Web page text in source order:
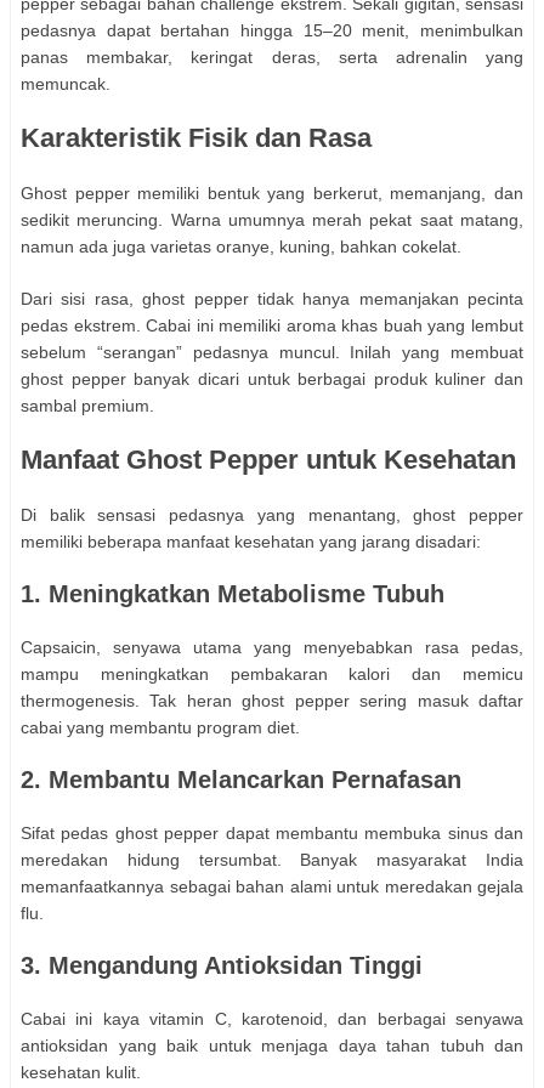
pedasnya dapat bertahan hingga 15–20 menit, menimbulkan
panas membakar, keringat deras, serta adrenalin yang
memuncak.
Karakteristik Fisik dan Rasa
Ghost pepper memiliki bentuk yang berkerut, memanjang, dan
sedikit meruncing. Warna umumnya merah pekat saat matang,
namun ada juga varietas oranye, kuning, bahkan cokelat.
Dari sisi rasa, ghost pepper tidak hanya memanjakan pecinta
pedas ekstrem. Cabai ini memiliki aroma khas buah yang lembut
sebelum “serangan” pedasnya muncul. Inilah yang membuat
ghost pepper banyak dicari untuk berbagai produk kuliner dan
sambal premium.
Manfaat Ghost Pepper untuk Kesehatan
Di balik sensasi pedasnya yang menantang, ghost pepper
memiliki beberapa manfaat kesehatan yang jarang disadari:
1. Meningkatkan Metabolisme Tubuh
Capsaicin, senyawa utama yang menyebabkan rasa pedas,
mampu meningkatkan pembakaran kalori dan memicu
thermogenesis. Tak heran ghost pepper sering masuk daftar
cabai yang membantu program diet.
2. Membantu Melancarkan Pernafasan
Sifat pedas ghost pepper dapat membantu membuka sinus dan
meredakan hidung tersumbat. Banyak masyarakat India
memanfaatkannya sebagai bahan alami untuk meredakan gejala
flu.
3. Mengandung Antioksidan Tinggi
Cabai ini kaya vitamin C, karotenoid, dan berbagai senyawa
antioksidan yang baik untuk menjaga daya tahan tubuh dan
kesehatan kulit.